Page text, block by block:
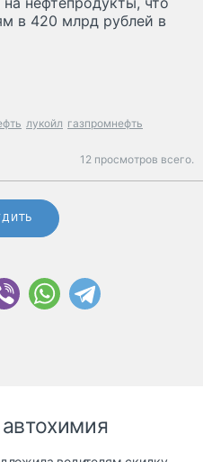
в 420 млрд рублей в
лукойл газпромнефть
12 просмотров всего.